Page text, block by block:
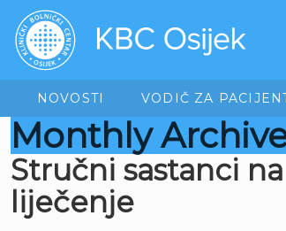
NOVOSTI VODIČ ZA
Monthly
Stručni sastanci
liječenje